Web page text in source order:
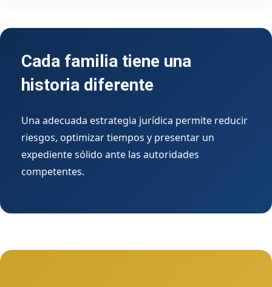
Cada familia tiene una
historia diferente
Una adecuada estrategia jurídica permite reducir
riesgos, optimizar tiempos y presentar un
expediente sólido ante las autoridades
competentes.